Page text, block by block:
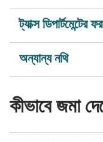
ট্যাক্স ডিপার্টমেন্টের
অন্যান্য নথি
কীভাবে জমা